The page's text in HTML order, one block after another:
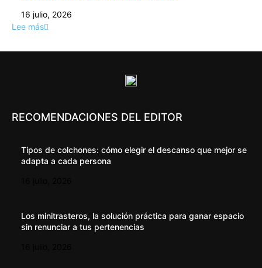
16 julio, 2026
Lee más
RECOMENDACIONES DEL EDITOR
Tipos de colchones: cómo elegir el descanso que mejor se
adapta a cada persona
Los minitrasteros, la solución práctica para ganar espacio
sin renunciar a tus pertenencias